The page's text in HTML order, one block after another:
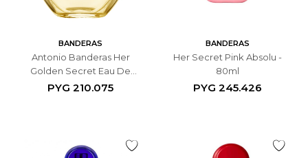
BANDERAS
Antonio Banderas Her
Golden Secret Eau De
Toilette - 80 ML
PYG 210.075
BANDERAS
Her Secret Pink Absolu -
80ml
PYG 245.426